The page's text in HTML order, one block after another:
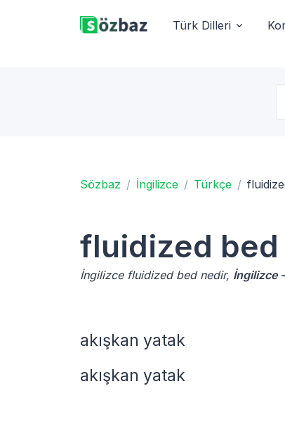
Türk Dilleri
Sözbaz İngilizce Türkçe
fluidized bed
İngilizce fluidized bed nedir, İngilizce
akışkan yatak
akışkan yatak